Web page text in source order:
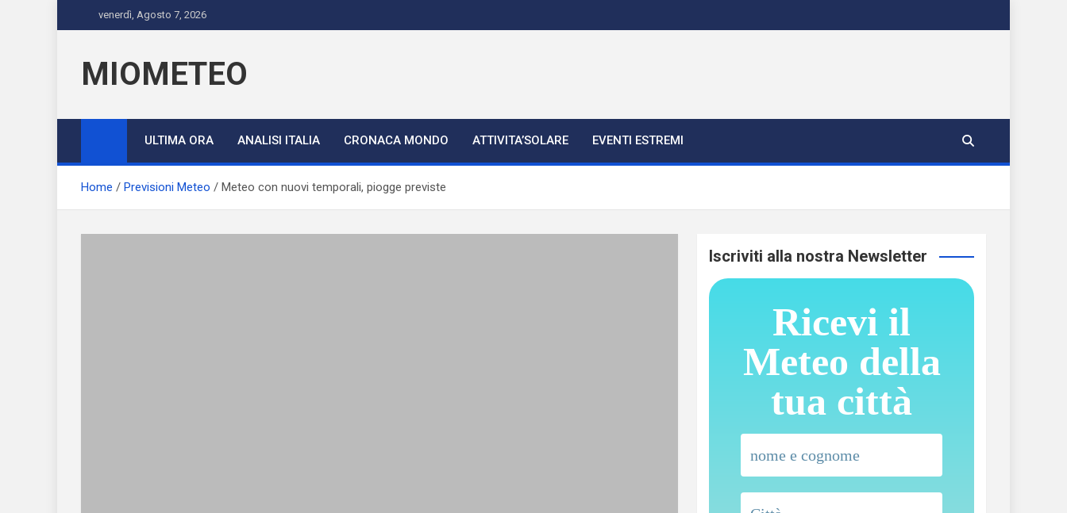
to
venerdì, Agosto 7, 2026
MIOMETEO
ULTIMA ORA ANALISI ITALIA CRONACA MONDO ATTIVITA’SOLARE EVENTI ESTREMI
Home Previsioni Meteo Meteo con nuovi temporali, piogge previste
Iscriviti alla nostra Newsletter
Ricevi il
Meteo della
tua città